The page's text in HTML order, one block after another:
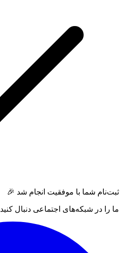
ثبت‌نام شما با موفقیت انجام شد 🎉
ما را در شبکه‌های اجتماعی دنبال کنید